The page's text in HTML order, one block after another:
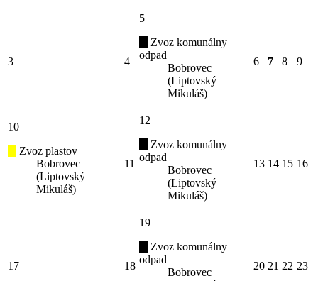
3 4
5
Zvoz komunálny
odpad
Bobrovec
(Liptovský
Mikuláš)
6 7 8 9
10
Zvoz plastov
Bobrovec
(Liptovský
Mikuláš)
11
12
Zvoz komunálny
odpad
Bobrovec
(Liptovský
Mikuláš)
13 14 15 16
17 18
19
Zvoz komunálny
odpad
Bobrovec
20 21 22 23